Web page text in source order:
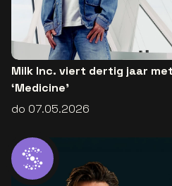
Milk Inc. viert dertig jaar
‘Medicine’
do 07.05.2026